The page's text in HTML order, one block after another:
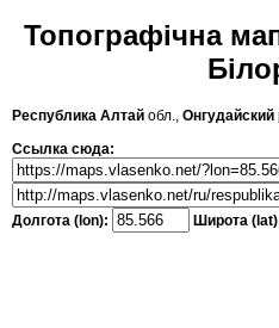
Топографічна
Республика Алтай обл., Онгудайский
Ссылка сюда:
Долгота (lon): Широта